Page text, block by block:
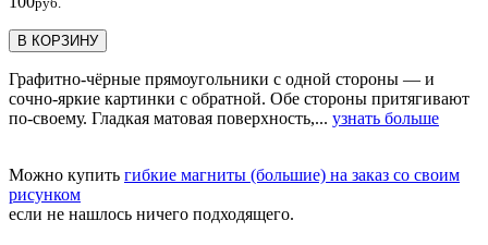
В КОРЗИНУ
Графитно-чёрные прямоугольники с одной стороны — и
сочно-яркие картинки с обратной. Обе стороны притягивают
по-своему. Гладкая матовая поверхность,... узнать больше
Можно купить гибкие магниты (большие) на заказ со своим
рисунком
если не нашлось ничего подходящего.